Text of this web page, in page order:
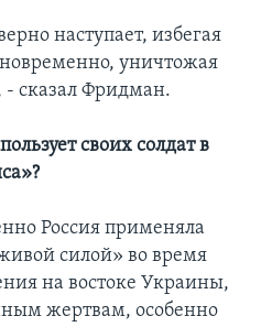
наступает, избегая
уничтожая
- сказал Фридман.
своих солдат в
Россия применяла
силой» во время
на востоке Украины,
жертвам, особенно